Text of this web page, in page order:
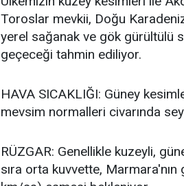
Toroslar mevkii, Doğu
yerel sağanak ve gök gürültülü
geçeceği tahmin ediliyor.
HAVA SICAKLIĞI: Güney
mevsim normalleri civarında
RÜZGAR: Genellikle kuzeyli,
sıra orta kuvvette, Marmara'nın